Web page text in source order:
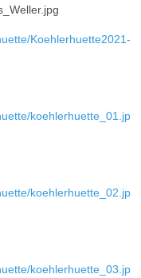
Koehlerhuette2021-
koehlerhuette_01.jp
koehlerhuette_02.jp
koehlerhuette_03.jp